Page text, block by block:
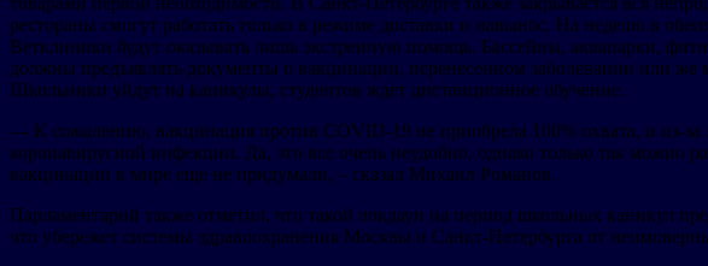
рестораны смогут работать только в режиме доставки и навынос. На неделю в
Ветклиники будут оказывать лишь экстренную помощь. Бассейны, аквапарки,
должны предъявлять документы о вакцинации, перенесенном заболевании или
Школьники уйдут на каникулы, студентов ждет дистанционное обучение.
— К сожалению, вакцинация против COVID-19 не приобрела 100% охвата, и из-за
коронавирусной инфекции. Да, это все очень неудобно, однако только так можно
вакцинации в мире еще не придумали, – сказал Михаил Романов.
Парламентарий также отметил, что такой локдаун на период школьных каникул
что убережет системы здравоохранения Москвы и Санкт-Петербурга от